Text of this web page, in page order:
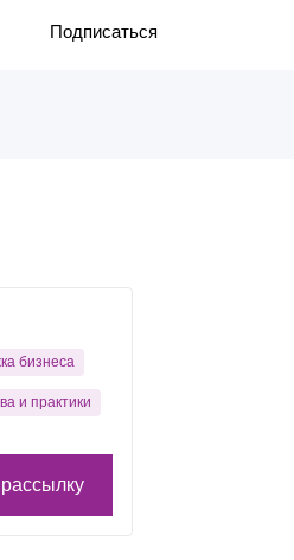
Закрыть
Подписаться
бизнеса
и практики